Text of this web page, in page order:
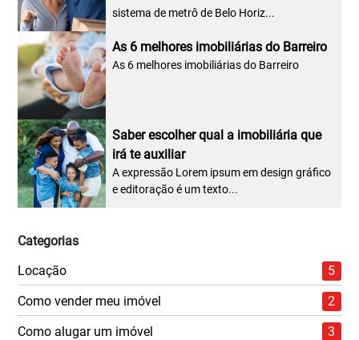
sistema de metrô de Belo Horiz...
As 6 melhores imobiliárias do Barreiro
As 6 melhores imobiliárias do Barreiro
Saber escolher qual a imobiliária que
irá te auxiliar
A expressão Lorem ipsum em design gráfico
e editoração é um texto...
Categorias
Locação
5
Como vender meu imóvel
2
Como alugar um imóvel
3